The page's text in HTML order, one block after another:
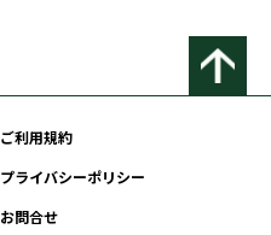
ご利用規約
プライバシーポリシー
お問合せ